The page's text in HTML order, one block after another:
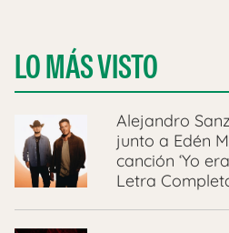
LO MÁS VISTO
Alejandro
junto a Edén
canción ‘Yo
Letra